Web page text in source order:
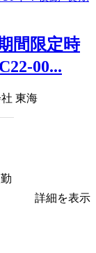
間限定時
00...
東海
詳細を表示